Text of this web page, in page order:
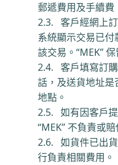
郵遞費用及手續費
2.3. 客戶經網上
系統顯示交易已付
該交易。 “MEK”保
2.4. 客戶填寫訂
話，及送貨地址
地點。
2.5. 如有因客戶
“MEK” 不負責或賠
2.6. 如貨件已出
行負責相關費用。